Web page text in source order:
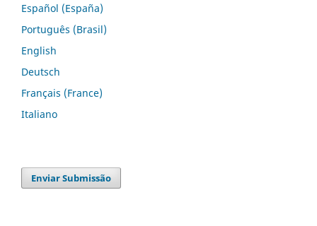
Español (España)
Português (Brasil)
English
Deutsch
Français (France)
Italiano
Enviar Submissão